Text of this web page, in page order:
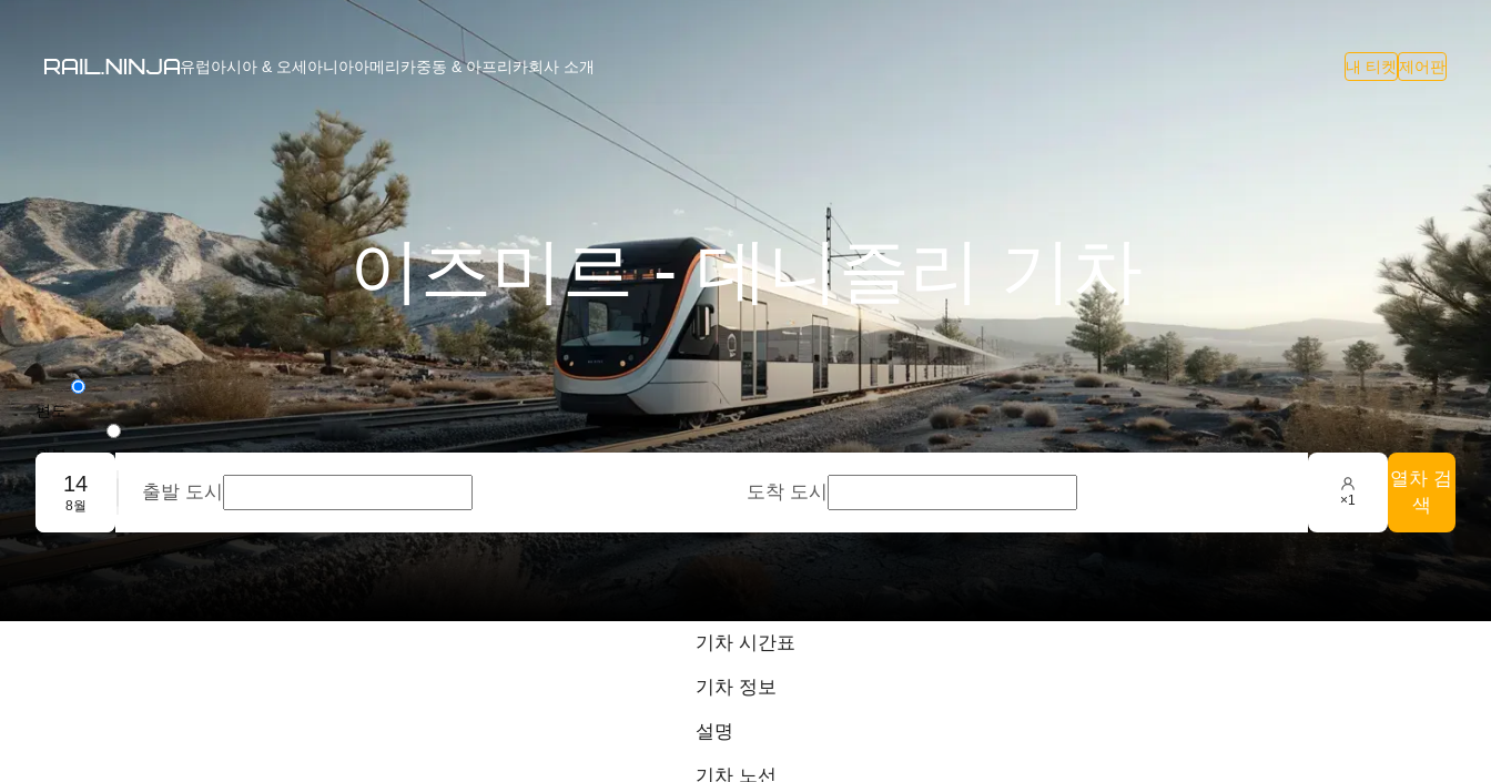
유럽아시아 & 오세아니아아메리카중동 & 아프리카회사 소개 내 티켓 제어판
이즈미르 - 데니즐리 기차
편도
왕복
단체 예약
14
8월
출발 도시 도착 도시 ×1
열차 검
색
기차 시간표
기차 정보
설명
기차 노선